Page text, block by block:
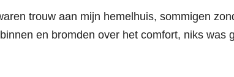
trouw aan mijn hemelhuis, sommigen
en bromden over het comfort, niks was